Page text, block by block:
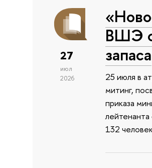
27
июл
2026
ВШЭ
запаса
25 июля в
митинг,
приказа
132